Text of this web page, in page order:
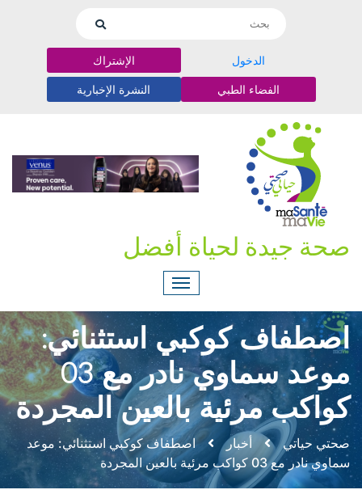
الدخول الإشتراك
الفضاء الطبي النشرة الإخبارية
صحة جيدة لحياة أفضل
اصطفاف كوكبي استثنائي:
موعد سماوي نادر مع 03
كواكب مرئية بالعين المجردة
صحتي حياتي أخبار
اصطفاف كوكبي استثنائي: موعد
سماوي نادر مع 03 كواكب مرئية بالعين المجردة